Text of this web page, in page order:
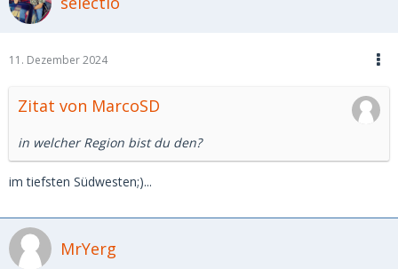
11. Dezember 2024
Zitat von MarcoSD
in welcher Region bist du den?
im tiefsten Südwesten;)...
MrYerg